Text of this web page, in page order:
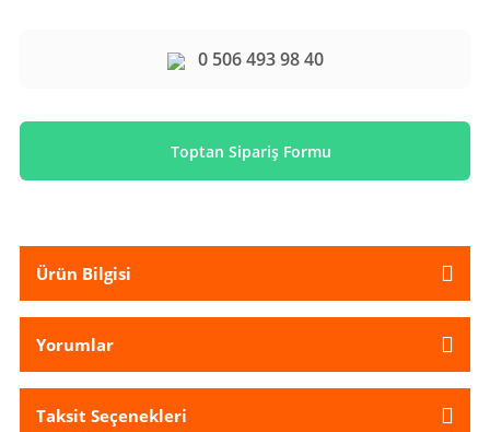
0 506 493 98 40
Toptan Sipariş Formu
Ürün Bilgisi
Yorumlar
Taksit Seçenekleri